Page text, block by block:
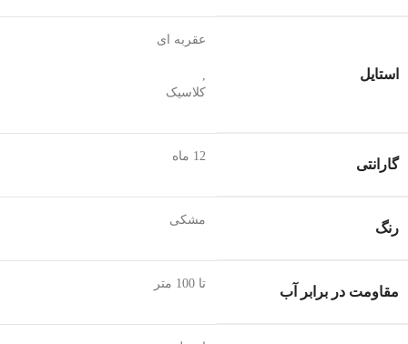
استایل
عقربه ای
کلاسیک
گارانتی
12 ماه
رنگ
مشکی
مقاومت در برابر آب
تا 100 متر